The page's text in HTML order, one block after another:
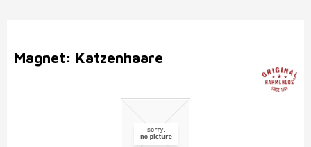
Magnet: Katzenhaare